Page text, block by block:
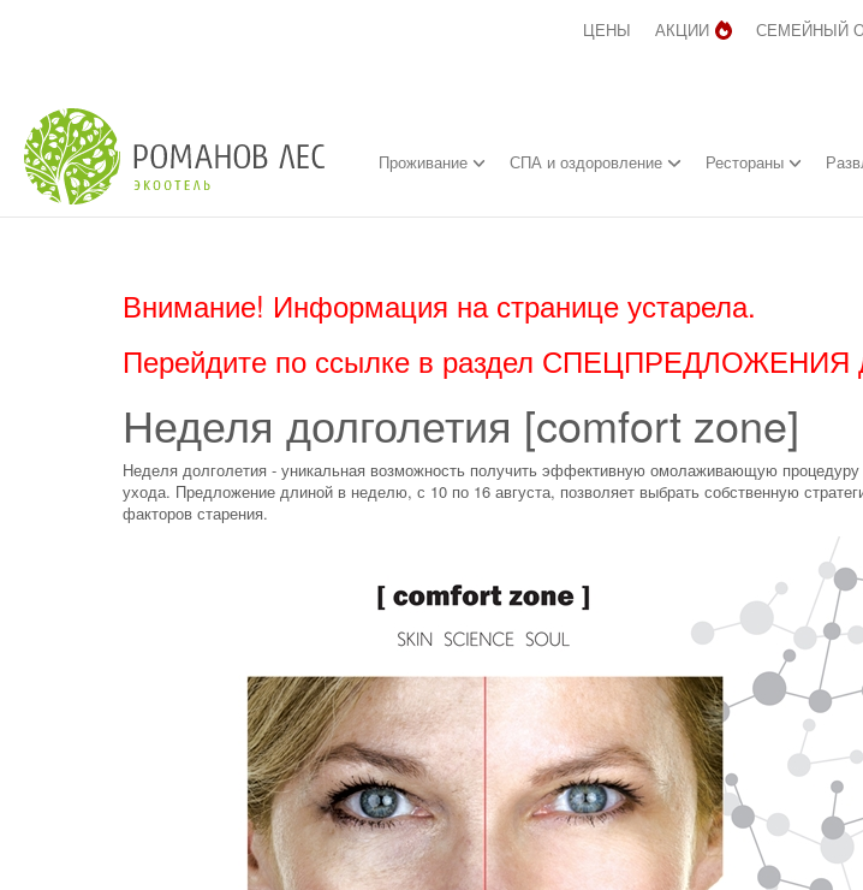
ЦЕНЫ АКЦИИ СЕМЕЙНЫЙ
Проживание СПА и оздоровление Рестораны
Внимание! Информация на странице устарела.
Перейдите по ссылке в раздел СПЕЦПРЕДЛОЖЕНИЯ
Неделя долголетия [comfort zone]
Неделя долголетия - уникальная возможность получить эффективную омолаживающую
ухода. Предложение длиной в неделю, с 10 по 16 августа, позволяет выбрать собственную
факторов старения.